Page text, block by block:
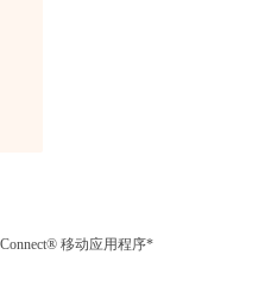
移动应用程序*